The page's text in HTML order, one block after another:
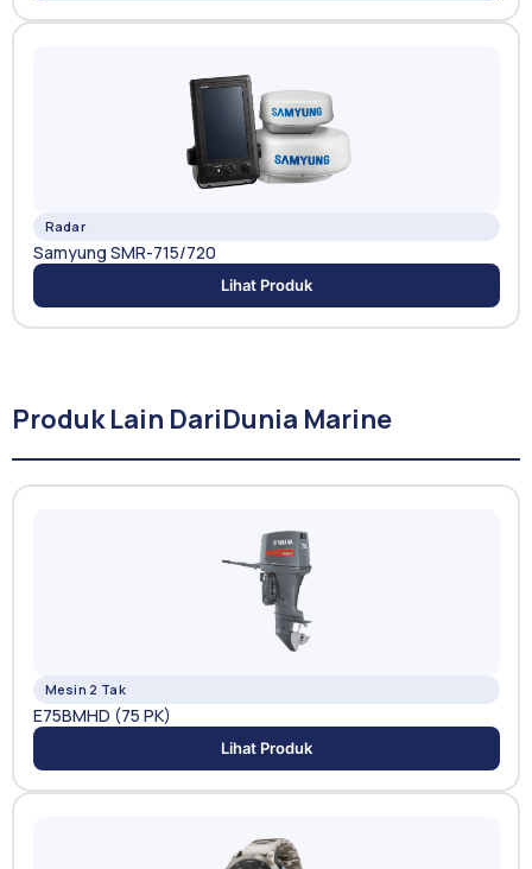
Radar
Samyung SMR-715/720
Lihat Produk
Produk Lain DariDunia Marine
Mesin 2 Tak
E75BMHD (75 PK)
Lihat Produk